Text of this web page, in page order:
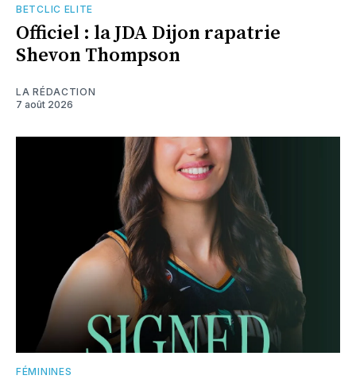
BETCLIC ELITE
Officiel : la JDA Dijon rapatrie
Shevon Thompson
LA RÉDACTION
7 août 2026
FÉMININES